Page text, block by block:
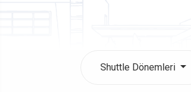
Shuttle Dönemleri